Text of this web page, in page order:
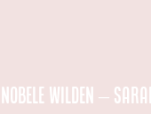
Nobele wilden –